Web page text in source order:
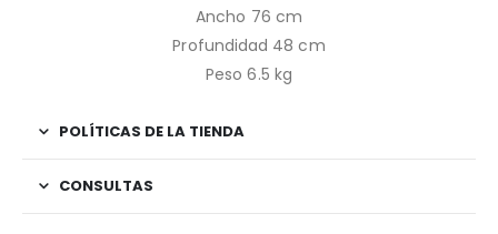
Ancho 76 cm
Profundidad 48 cm
Peso 6.5 kg
POLÍTICAS DE LA TIENDA
CONSULTAS